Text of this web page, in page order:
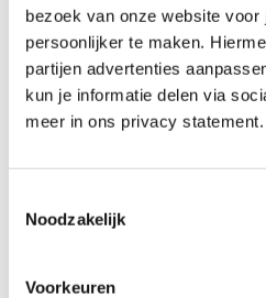
bezoek van onze website
persoonlijker te maken.
partijen advertenties
kun je informatie delen via
meer in ons privacy statement.
Noodzakelijk
Voorkeuren
Ik help bedrijven aan extra